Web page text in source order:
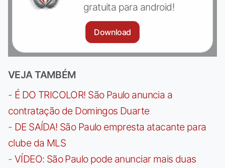
gratuita para android!
Download
VEJA TAMBÉM
- É DO TRICOLOR! São Paulo anuncia a
contratação de Domingos Duarte
- DE SAÍDA! São Paulo empresta atacante para
clube da MLS
- VÍDEO: São Paulo pode anunciar mais duas